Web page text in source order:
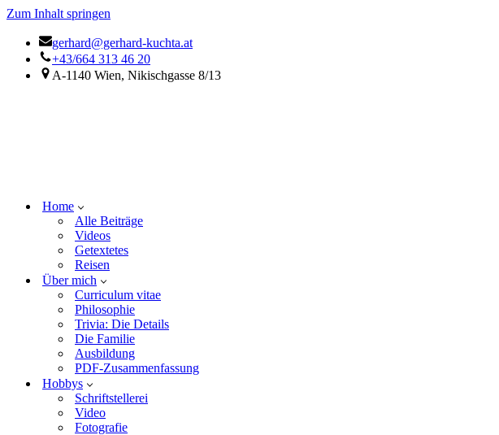
Zum Inhalt springen
gerhard@gerhard-kuchta.at
+43/664 313 46 20
A-1140 Wien, Nikischgasse 8/13
Home
Alle Beiträge
Videos
Getextetes
Reisen
Über mich
Curriculum vitae
Philosophie
Trivia: Die Details
Die Familie
Ausbildung
PDF-Zusammenfassung
Hobbys
Schriftstellerei
Video
Fotografie